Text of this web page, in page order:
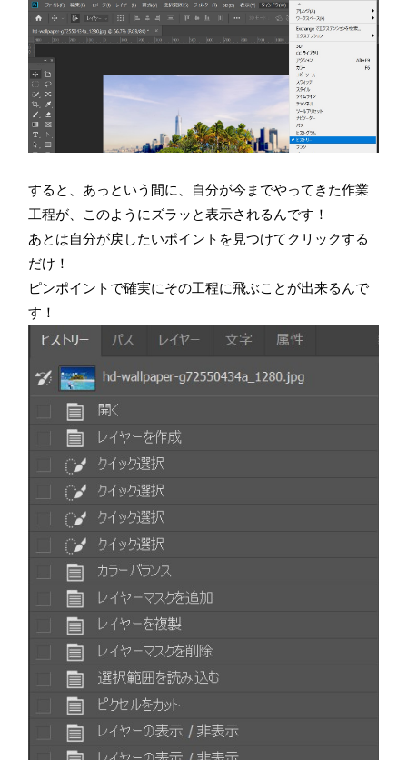
すると、あっという間に、自分が今までやってきた作業
工程が、このようにズラッと表示されるんです！
あとは自分が戻したいポイントを見つけてクリックする
だけ！
ピンポイントで確実にその工程に飛ぶことが出来るんで
す！